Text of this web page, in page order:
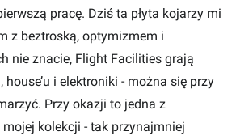
pracę. Dziś ta płyta kojarzy mi
z beztroską, optymizmem i
nie znacie, Flight Facilities grają
i elektroniki - można się przy
Przy okazji to jedna z
mojej kolekcji - tak przynajmniej